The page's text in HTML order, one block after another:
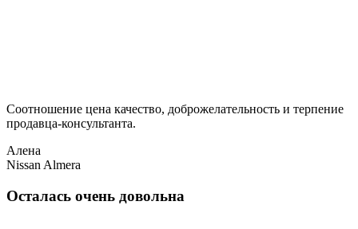
Соотношение цена качество, доброжелательность и терпение
продавца-консультанта.
Алена
Nissan Almera
Осталась очень довольна